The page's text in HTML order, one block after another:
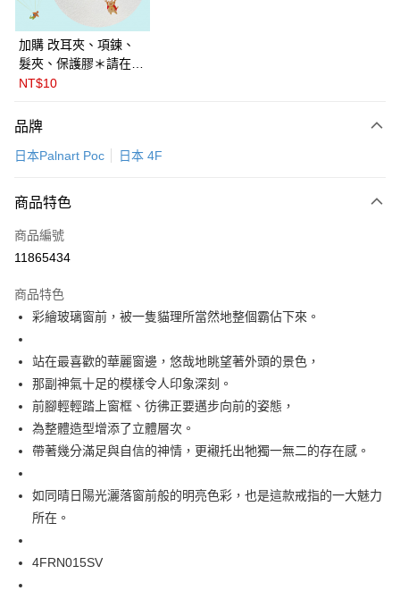
全盈+PAY
ATM付款
每筆NT$60
付款後萊爾富取貨
付款後7-11取貨
宅配
每筆NT$60，滿NT$1,000(含以上)免運費
海外配送
加購 改耳夾、項鍊、
髮夾、保護膠＊請在訂
單備註商品及欲修改的
PalnartPoc + 🇬🇧英國
FABLE 寓言
NT$10
品牌
日本Palnart Poc 日本 4F
商品特色
商品編號
11865434
商品特色
彩繪玻璃窗前，被一隻貓理所當然地整個霸佔下來。
站在最喜歡的華麗窗邊，悠哉地眺望著外頭的景色，
那副神氣十足的模樣令人印象深刻。
前腳輕輕踏上窗框、彷彿正要邁步向前的姿態，
為整體造型增添了立體層次。
帶著幾分滿足與自信的神情，更襯托出牠獨一無二的存在感。
如同晴日陽光灑落窗前般的明亮色彩，也是這款戒指的一大魅力
所在。
4FRN015SV